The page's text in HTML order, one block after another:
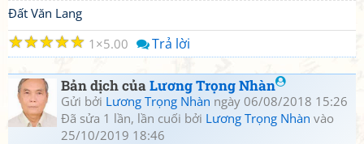
Đất Văn Lang
☆
☆
☆
☆
☆ 1 5.00 Trả lời
Bản dịch củaLương Trọng Nhàn
Gửi bởi Lương Trọng Nhàn ngày 06/08/2018 15:26
Đã sửa 1 lần, lần cuối bởi Lương Trọng Nhàn vào
25/10/2019 18:46